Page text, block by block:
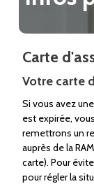
Carte
Votre carte
Si vous avez
est expirée,
remettrons un
auprès de la
carte). Pour
pour régler la